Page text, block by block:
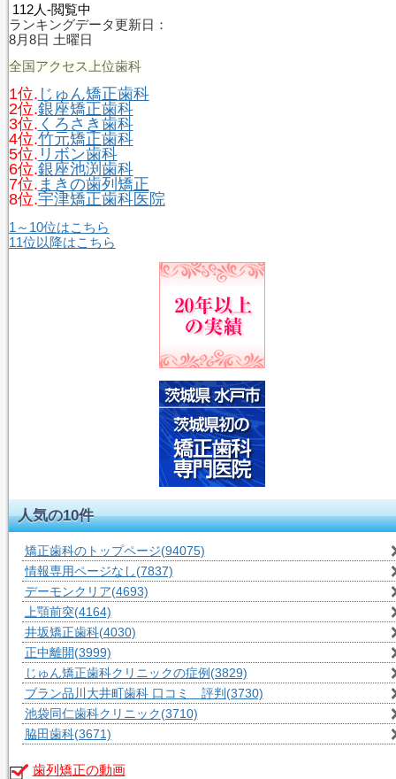
112人-閲覧中
ランキングデータ更新日：
8月8日 土曜日
全国アクセス上位歯科
1位. じゅん矯正歯科
2位.銀座矯正歯科
3位. くろさき歯科
4位.竹元矯正歯科
5位. リボン歯科
6位.銀座池渕歯科
7位. まきの歯列矯正
8位.宇津矯正歯科医院
1～10位はこちら
11位以降はこちら
人気の10件
矯正歯科のトップページ(94075)
情報専用ページなし(7837)
デーモンクリア(4693)
上顎前突(4164)
井坂矯正歯科(4030)
正中離開(3999)
じゅん矯正歯科クリニックの症例 (3829)
ブラン品川大井町歯科 口コミ 評判 (3730)
池袋同仁歯科クリニック(3710)
脇田歯科(3671)
歯列矯正の動画